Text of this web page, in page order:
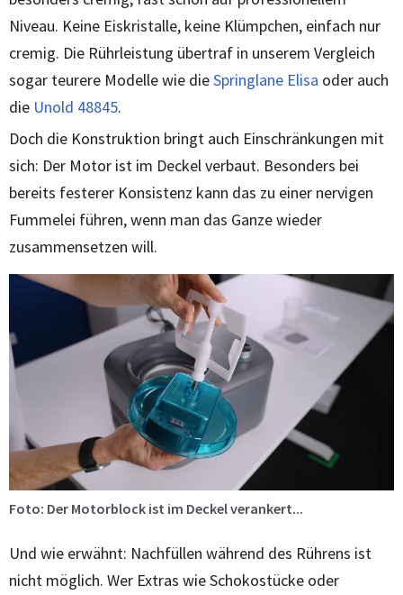
Niveau. Keine Eiskristalle, keine Klümpchen, einfach nur
cremig. Die Rührleistung übertraf in unserem Vergleich
sogar teurere Modelle wie dieSpringlane Elisa oder auch
die Unold 48845.
Doch die Konstruktion bringt auch Einschränkungen mit
sich: Der Motor ist im Deckel verbaut. Besonders bei
bereits festerer Konsistenz kann das zu einer nervigen
Fummelei führen, wenn man das Ganze wieder
zusammensetzen will.
Foto: Der Motorblock ist im Deckel verankert...
Und wie erwähnt: Nachfüllen während des Rührens ist
nicht möglich. Wer Extras wie Schokostücke oder